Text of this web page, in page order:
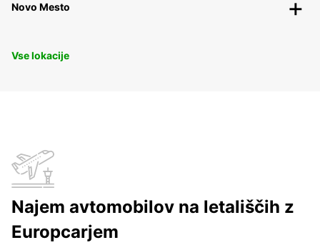
Novo Mesto
Vse lokacije
Najem avtomobilov na letališčih z
Europcarjem